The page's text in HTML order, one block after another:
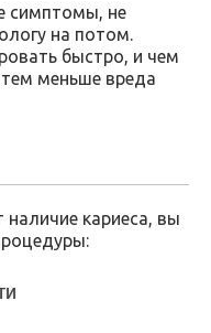
симптомы, не
на потом.
быстро, и чем
меньше вреда
кариеса, вы